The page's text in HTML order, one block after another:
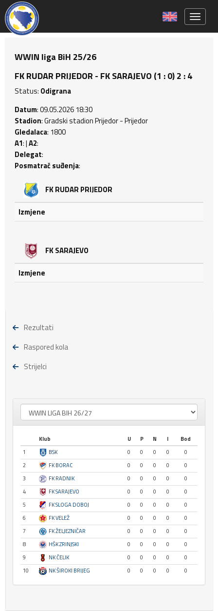
WWIN liga BiH 25/26
FK RUDAR PRIJEDOR - FK SARAJEVO (1 : 0) 2 : 4
Status: Odigrana
Datum: 09.05.2026 18:30
Stadion: Gradski stadion Prijedor - Prijedor
Gledalaca: 1800
A1: |A2:
Delegat:
Posmatrač suđenja:
FK RUDAR PRIJEDOR
Izmjene
FK SARAJEVO
Izmjene
Rezultati
Raspored kola
Strijelci
Klub U P N I
Bod
1
BSK 0 0 0 0
0
2
FK BORAC 0 0 0 0
0
3
FK RADNIK 0 0 0 0
0
4
FK SARAJEVO 0 0 0 0
0
5
FK SLOGA DOBOJ 0 0 0 0
0
6
FK VELEŽ 0 0 0 0
0
7
FK ŽELJEZNIČAR 0 0 0 0
0
8
HŠK ZRINJSKI 0 0 0 0
0
9
NK ČELIK 0 0 0 0
0
10
NK ŠIROKI BRIJEG 0 0 0 0 0